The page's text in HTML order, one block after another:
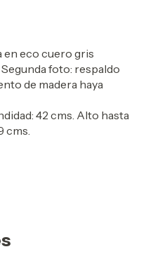
en eco cuero gris
foto: respaldo
de madera haya
42 cms. Alto hasta
cms.